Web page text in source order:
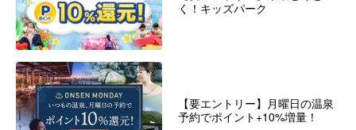
く！キッズパーク
【要エントリー】月曜日の温泉
予約でポイント+10%増量！